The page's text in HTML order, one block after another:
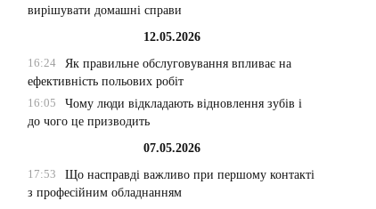
вирішувати домашні справи
12.05.2026
16:24
Як правильне обслуговування впливає на
ефективність польових робіт
16:05
Чому люди відкладають відновлення зубів і
до чого це призводить
07.05.2026
17:53
Що насправді важливо при першому контакті
з професійним обладнанням